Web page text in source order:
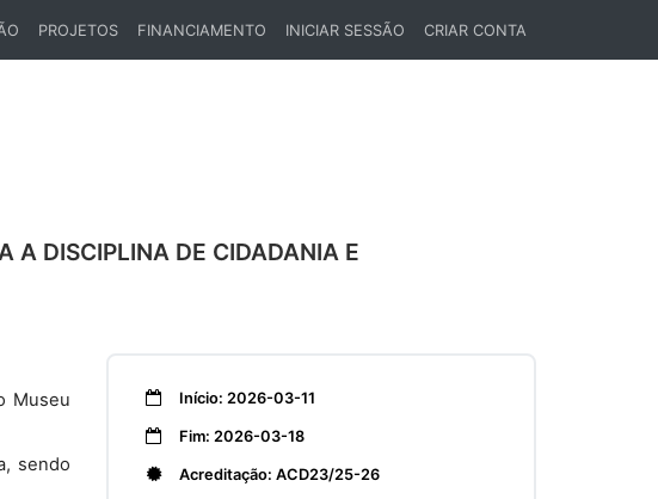
PROJETOS FINANCIAMENTO INICIAR SESSÃO CRIAR CONTA
A DISCIPLINA DE CIDADANIA E
Museu
sendo
Início: 2026-03-11
Fim: 2026-03-18
Acreditação: ACD23/25-26